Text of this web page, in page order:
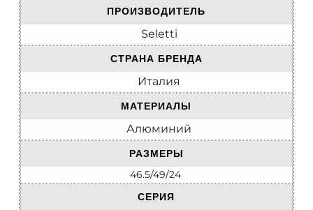
ПРОИЗВОДИТЕЛЬ
Seletti
СТРАНА БРЕНДА
Италия
МАТЕРИАЛЫ
Алюминий
РАЗМЕРЫ
46.5/49/24
СЕРИЯ